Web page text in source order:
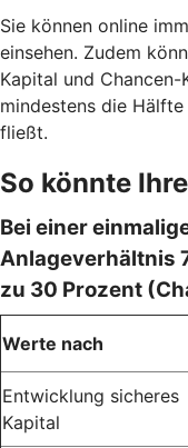
Sie können online
einsehen. Zudem
Kapital und
mindestens die
fließt.
So könnte
Bei einer
Anlageverhältnis
zu 30 Prozent
Werte nach
Entwicklung sicheres
Kapital